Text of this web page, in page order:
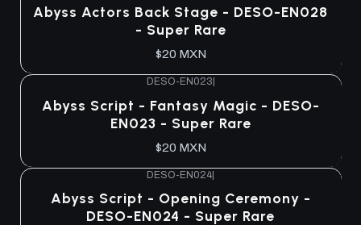
Abyss Actors Back Stage - DESO-EN028
- Super Rare
$20 MXN
DESO-EN023
Abyss Script - Fantasy Magic - DESO-
EN023 - Super Rare
$20 MXN
DESO-EN024|
Abyss Script - Opening Ceremony -
DESO-EN024 - Super Rare